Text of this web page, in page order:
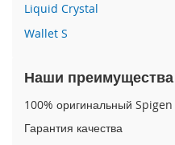
1
6
P
o
a
Liquid Crystal
Wallet S
Наши преимущества
100% оригинальный Spigen
Гарантия качества